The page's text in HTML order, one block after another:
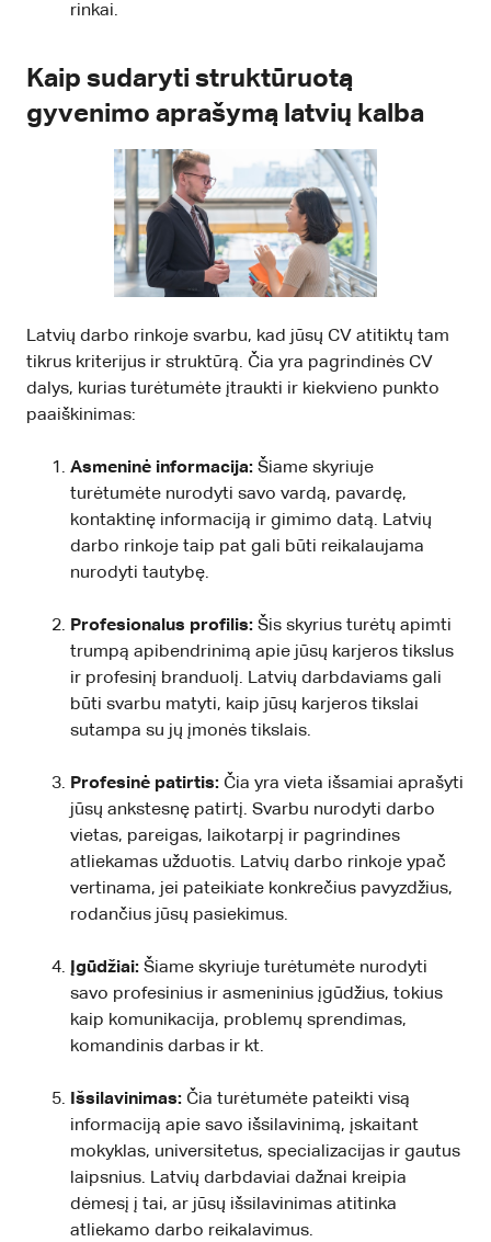
rinkai.
Kaip sudaryti struktūruotą
gyvenimo aprašymą latvių kalba
Latvių darbo rinkoje svarbu, kad jūsų CV atitiktų tam
tikrus kriterijus ir struktūrą. Čia yra pagrindinės CV
dalys, kurias turėtumėte įtraukti ir kiekvieno punkto
paaiškinimas:
Asmeninė informacija: Šiame skyriuje
turėtumėte nurodyti savo vardą, pavardę,
kontaktinę informaciją ir gimimo datą. Latvių
darbo rinkoje taip pat gali būti reikalaujama
nurodyti tautybę.
Profesionalus profilis: Šis skyrius turėtų apimti
trumpą apibendrinimą apie jūsų karjeros tikslus
ir profesinį branduolį. Latvių darbdaviams gali
būti svarbu matyti, kaip jūsų karjeros tikslai
sutampa su jų įmonės tikslais.
Profesinė patirtis: Čia yra vieta išsamiai aprašyti
jūsų ankstesnę patirtį. Svarbu nurodyti darbo
vietas, pareigas, laikotarpį ir pagrindines
atliekamas užduotis. Latvių darbo rinkoje ypač
vertinama, jei pateikiate konkrečius pavyzdžius,
rodančius jūsų pasiekimus.
Įgūdžiai: Šiame skyriuje turėtumėte nurodyti
savo profesinius ir asmeninius įgūdžius, tokius
kaip komunikacija, problemų sprendimas,
komandinis darbas ir kt.
Išsilavinimas: Čia turėtumėte pateikti visą
informaciją apie savo išsilavinimą, įskaitant
mokyklas, universitetus, specializacijas ir gautus
laipsnius. Latvių darbdaviai dažnai kreipia
dėmesį į tai, ar jūsų išsilavinimas atitinka
atliekamo darbo reikalavimus.